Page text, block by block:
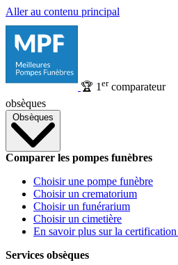
Aller au contenu principal
🏆 1 ercomparateur
obsèques
Obsèques
Comparer les pompes funèbres
Choisir une pompe funèbre
Choisir un crematorium
Choisir un funérarium
Choisir un cimetière
En savoir plus sur la
Services obsèques